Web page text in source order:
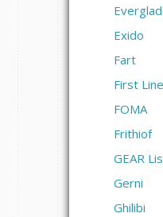
Exido
Fart
First Line
FOMA
Frithiof
GEAR
Gerni
Ghilibi